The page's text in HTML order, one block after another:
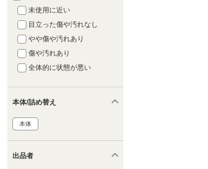
未使用に近い
目立った傷や汚れなし
やや傷や汚れあり
傷や汚れあり
全体的に状態が悪い
本体/詰め替え
本体
出品者